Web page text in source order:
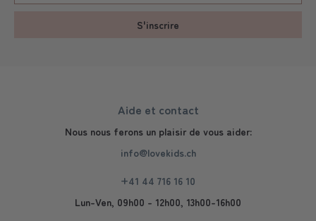
S'inscrire
Aide et contact
Nous nous ferons un plaisir de vous aider:
info@lovekids.ch
+41 44 716 16 10
Lun-Ven, 09h00 - 12h00, 13h00-16h00